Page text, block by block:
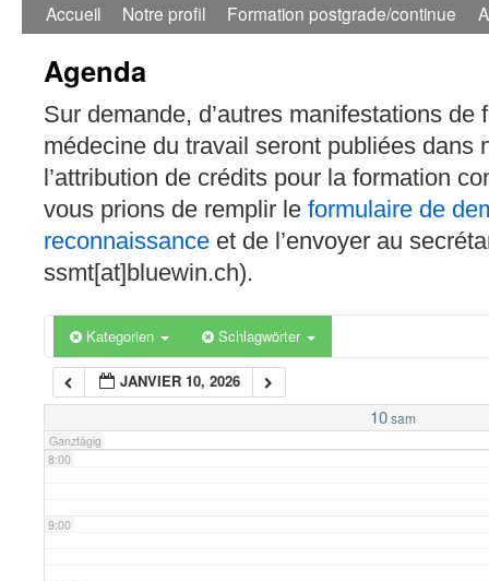
Accueil Notre profil Formation postgrade/continue
Agenda
Sur demande, d’autres manifestations de
médecine du travail seront publiées dans
l’attribution de crédits pour la formation
vous prions de remplir le formulaire de
reconnaissance et de l’envoyer au
ssmt[at]bluewin.ch).
Kategorien Schlagwörter
JANVIER 10, 2026
10sam
Ganztägig
2:00
7:00
8:00
9:00